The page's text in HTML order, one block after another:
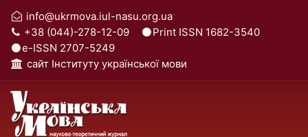
info@ukrmova.iul-nasu.org.ua
+38 (044)-278-12-09
Print ISSN 1682-3540
e-ISSN 2707-5249
cайт Інституту української мови